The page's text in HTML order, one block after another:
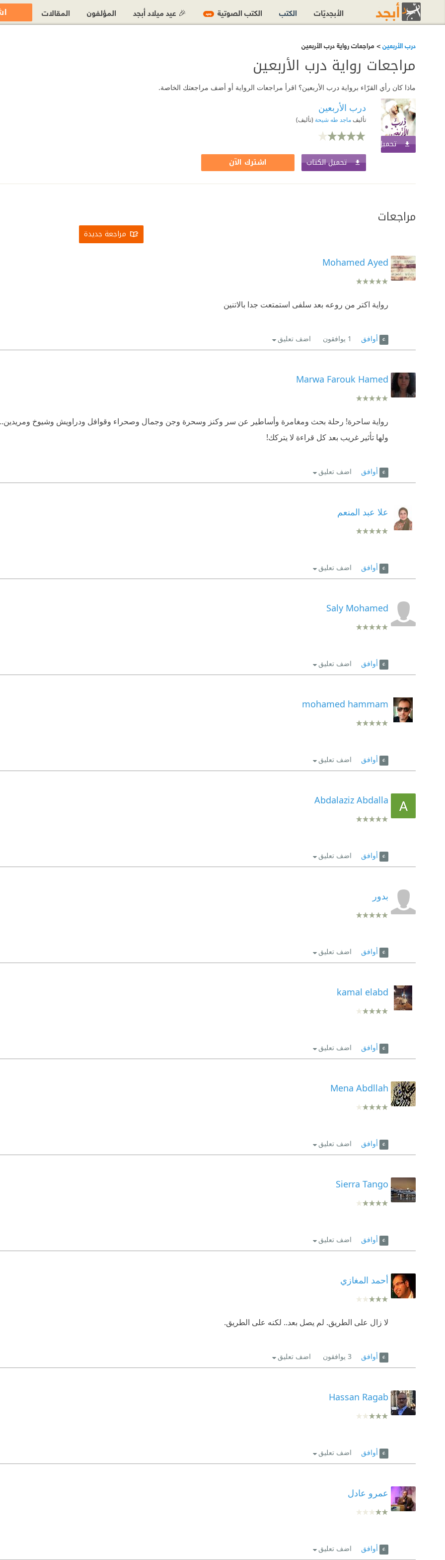
درب الأربعين> مراجعات رواية درب الأربعين
مراجعات رواية درب الأربعين
ماذا كان رأي القرّاء برواية درب الأربعين؟ اقرأ مراجعات الرواية أو أضف مراجعتك الخاصة.
تحميل الكتاب اشترك الآن
درب الأربعين
تأليفماجد طه شيحة (تأليف)
تحميل الكتاب اشترك الآن
مراجعات
مراجعة جديدة
Mohamed Ayed
رواية اكتر من روعه بعد سلفى استمتعت جدا بالاتنين
أوافق 1 يوافقون اضف تعليق
Marwa Farouk Hamed
رواية ساحرة! رحلة بحث ومغامرة وأساطير عن سر وكنز وسحرة وجن وجمال وصحراء وقوافل ودراويش وشيوخ ومريدين..
ولها تأثير غريب بعد كل قراءة لا يتركك!
أوافق اضف تعليق
علا عبد المنعم
أوافق اضف تعليق
Saly Mohamed
أوافق اضف تعليق
mohamed hammam
أوافق اضف تعليق
Abdalaziz Abdalla
أوافق اضف تعليق
بدور
أوافق اضف تعليق
kamal elabd
أوافق اضف تعليق
Mena Abdllah
أوافق اضف تعليق
Sierra Tango
أوافق اضف تعليق
أحمد المغازي
لا زال على الطريق. لم يصل بعد.. لكنه على الطريق.
أوافق 3 يوافقون اضف تعليق
Hassan Ragab
أوافق اضف تعليق
عمرو عادل
أوافق اضف تعليق
الأبجديّات الكتب الكتب الصوتية جديد 🎉 عيد ميلاد أبجد المؤلفون المقالات